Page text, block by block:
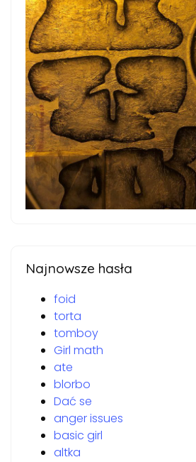
Najnowsze hasła
foid
torta
tomboy
Girl math
ate
blorbo
Dać se
anger issues
basic girl
altka